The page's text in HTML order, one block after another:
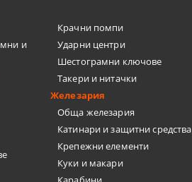
и
Крачни помпи
Ударни центри
Шестограмни ключове
Такери и нитачки
Железария
Обща железария
Катинари и защитни средства
Крепежни елементи
Куки и макари